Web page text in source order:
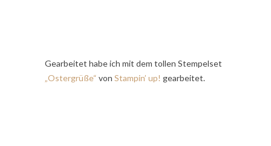
Gearbeitet habe ich mit dem tollen Stempelset
„Ostergrüße“ von Stampin’ up! gearbeitet.